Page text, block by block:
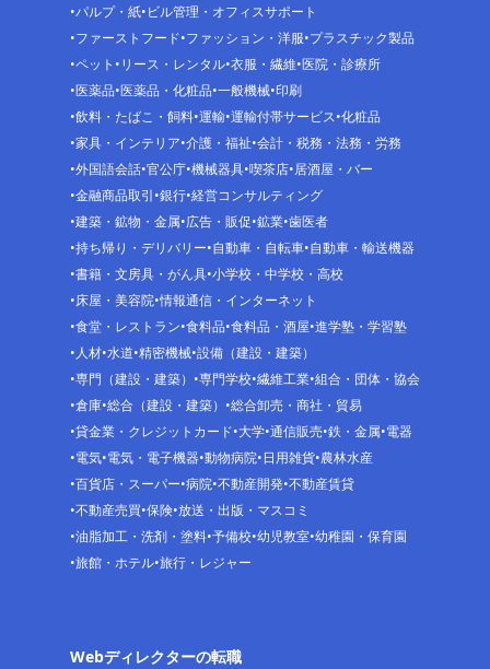
パルプ・紙 ビル管理・オフィスサポート
ファーストフード ファッション・洋服 プラスチック製品
ペット リース・レンタル 衣服・繊維 医院・診療所
医薬品 医薬品・化粧品 一般機械 印刷
飲料・たばこ・飼料 運輸 運輸付帯サービス 化粧品
家具・インテリア 介護・福祉 会計・税務・法務・労務
外国語会話 官公庁 機械器具 喫茶店 居酒屋・バー
金融商品取引 銀行 経営コンサルティング
建築・鉱物・金属 広告・販促 鉱業 歯医者
持ち帰り・デリバリー 自動車・自転車 自動車・輸送機器
書籍・文房具・がん具 小学校・中学校・高校
床屋・美容院 情報通信・インターネット
食堂・レストラン 食料品 食料品・酒屋 進学塾・学習塾
人材 水道 精密機械 設備（建設・建築）
専門（建設・建築）
専門学校 繊維工業 組合・団体・協会
倉庫 総合（建設・建築）
総合卸売・商社・貿易
貸金業・クレジットカード 大学 通信販売 鉄・金属 電器
電気 電気・電子機器 動物病院 日用雑貨 農林水産
百貨店・スーパー 病院 不動産開発 不動産賃貸
不動産売買 保険 放送・出版・マスコミ
油脂加工・洗剤・塗料 予備校 幼児教室 幼稚園・保育園
旅館・ホテル 旅行・レジャー
Webディレクターの転職